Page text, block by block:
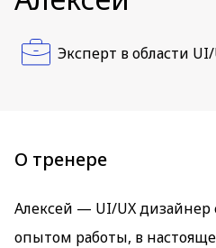
Эксперт в области
О тренере
Алексей — UI/UX дизайнер
опытом работы, в